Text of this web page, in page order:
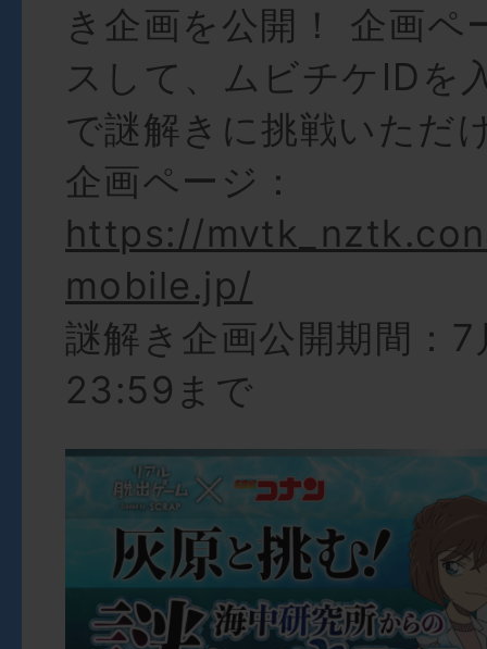
き企画を公開！ 企画ペ
スして、ムビチケIDを
で謎解きに挑戦いただ
企画ページ：
https://
mobile.jp/
謎解き企画公開期間：
23:59まで